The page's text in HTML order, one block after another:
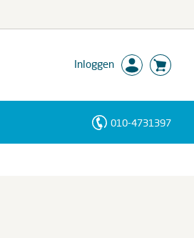
Inloggen
010-4731397